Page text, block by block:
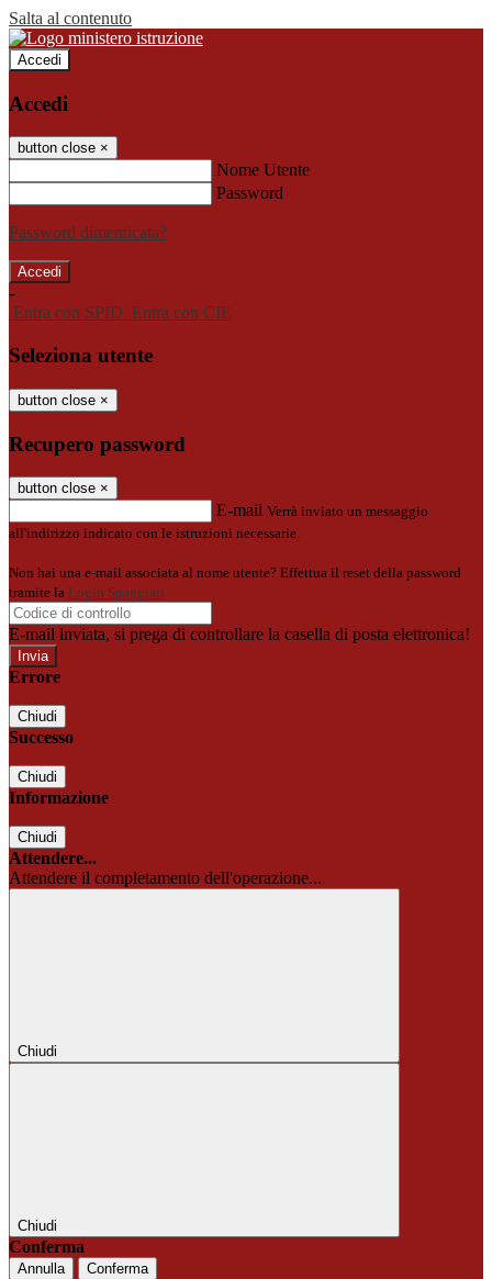
Salta al contenuto
Accedi
Accedi
button close ×
Nome Utente
Password
Password dimenticata?
-
Entra con SPID Entra con CIE
Seleziona utente
button close ×
Recupero password
button close ×
E-mail Verrà inviato un messaggio
all'indirizzo indicato con le istruzioni necessarie.
Non hai una e-mail associata al nome utente? Effettua il reset della password
tramite la Login Spaggiari
E-mail inviata, si prega di controllare la casella di posta elettronica!
Errore
Chiudi
Successo
Chiudi
Informazione
Chiudi
Attendere...
Attendere il completamento dell'operazione...
Chiudi
Chiudi
Conferma
Annulla Conferma